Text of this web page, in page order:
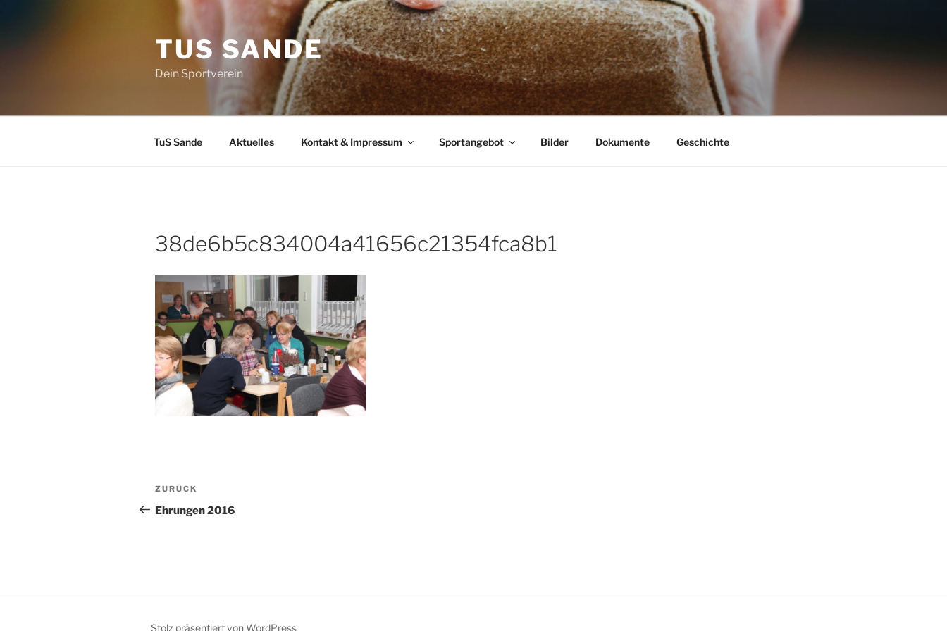
TUS SANDE
Dein Sportverein
TuS Sande Aktuelles Kontakt & Impressum Sportangebot Bilder Dokumente Geschichte
38de6b5c834004a41656c21354fca8b1
Beitragsnavigation
Vorheriger
Beitrag
ZURÜCK
Ehrungen 2016
Stolz präsentiert von WordPress